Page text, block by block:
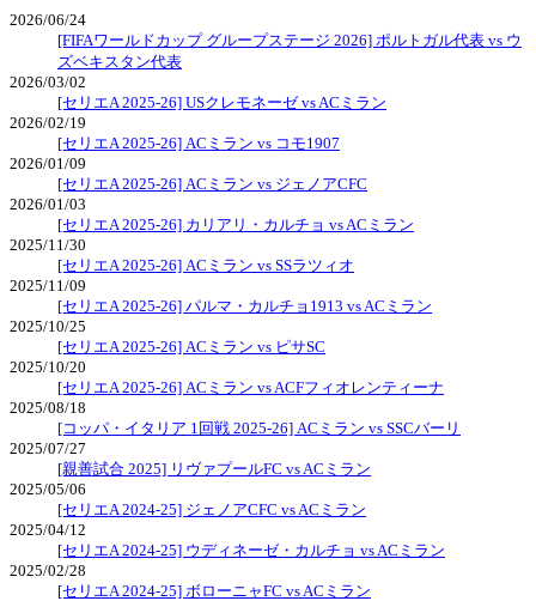
2026/06/24
[FIFAワールドカップ グループステージ 2026] ポルトガル代表 vs ウ
ズベキスタン代表
2026/03/02
[セリエA 2025-26] USクレモネーゼ vs ACミラン
2026/02/19
[セリエA 2025-26] ACミラン vs コモ1907
2026/01/09
[セリエA 2025-26] ACミラン vs ジェノアCFC
2026/01/03
[セリエA 2025-26] カリアリ・カルチョ vs ACミラン
2025/11/30
[セリエA 2025-26] ACミラン vs SSラツィオ
2025/11/09
[セリエA 2025-26] パルマ・カルチョ1913 vs ACミラン
2025/10/25
[セリエA 2025-26] ACミラン vs ピサSC
2025/10/20
[セリエA 2025-26] ACミラン vs ACFフィオレンティーナ
2025/08/18
[コッパ・イタリア 1回戦 2025-26] ACミラン vs SSCバーリ
2025/07/27
[親善試合 2025] リヴァプールFC vs ACミラン
2025/05/06
[セリエA 2024-25] ジェノアCFC vs ACミラン
2025/04/12
[セリエA 2024-25] ウディネーゼ・カルチョ vs ACミラン
2025/02/28
[セリエA 2024-25] ボローニャFC vs ACミラン